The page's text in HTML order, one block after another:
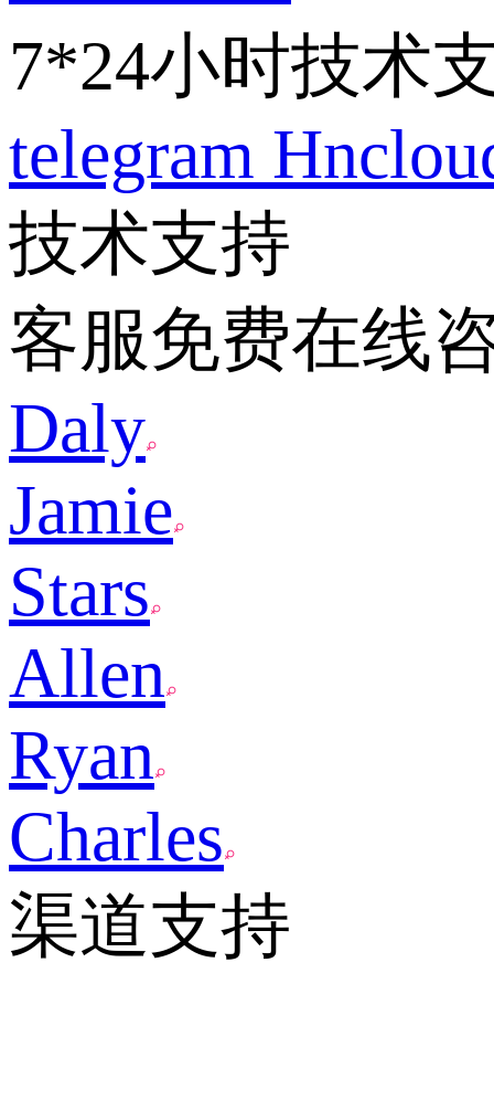
7*24小时技术
telegram
技术支持
客服免费在线
Daly
Jamie
Stars
Allen
Ryan
Charles
渠道支持